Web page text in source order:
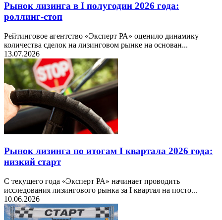
Рынок лизинга в I полугодии 2026 года:
роллинг-стоп
Рейтинговое агентство «Эксперт РА» оценило динамику
количества сделок на лизинговом рынке на основан...
13.07.2026
Рынок лизинга по итогам I квартала 2026 года:
низкий старт
С текущего года «Эксперт РА» начинает проводить
исследования лизингового рынка за I квартал на посто...
10.06.2026